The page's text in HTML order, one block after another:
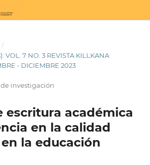
/
VOL. 7 NO. 3 REVISTA KILLKANA
- DICIEMBRE 2023
investigación
escritura académica
en la calidad
la educación